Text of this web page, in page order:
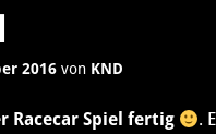
2016 von KND
Racecar Spiel fertig
.